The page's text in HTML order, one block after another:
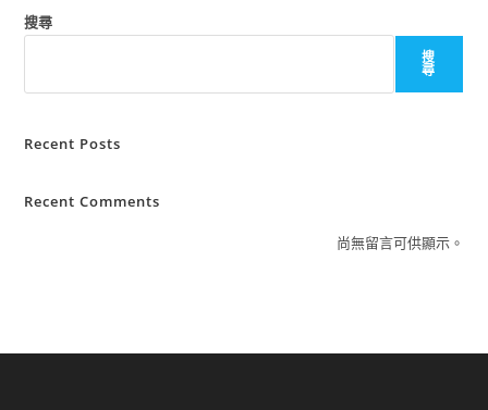
搜尋
搜
尋
Recent Posts
Recent Comments
尚無留言可供顯示。